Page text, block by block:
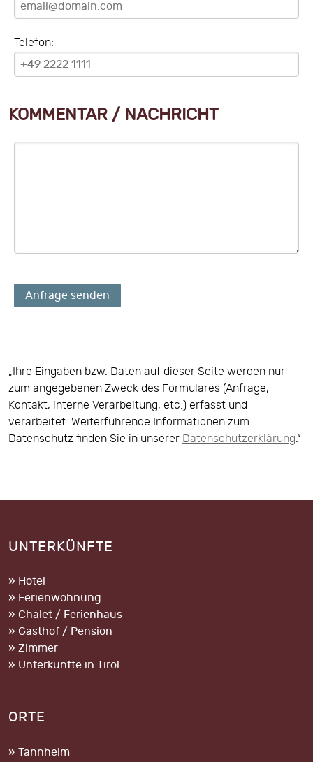
Telefon:
KOMMENTAR / NACHRICHT
Anfrage senden
„Ihre Eingaben bzw. Daten auf dieser Seite werden nur
zum angegebenen Zweck des Formulares (Anfrage,
Kontakt, interne Verarbeitung, etc.) erfasst und
verarbeitet. Weiterführende Informationen zum
Datenschutz finden Sie in unserer Datenschutzerklärung.“
UNTERKÜNFTE
» Hotel
» Ferienwohnung
» Chalet / Ferienhaus
» Gasthof / Pension
» Zimmer
» Unterkünfte in Tirol
ORTE
» Tannheim